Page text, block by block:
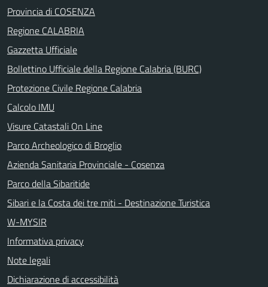
Provincia di COSENZA
Regione CALABRIA
Gazzetta Ufficiale
Bollettino Ufficiale della Regione Calabria (BURC)
Protezione Civile Regione Calabria
Calcolo IMU
Visure Catastali On Line
Parco Archeologico di Broglio
Azienda Sanitaria Provinciale - Cosenza
Parco della Sibaritide
Sibari e la Costa dei tre miti - Destinazione Turistica
W-MYSIR
Informativa privacy
Note legali
Dichiarazione di accessibilità